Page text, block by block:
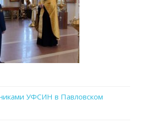
УФСИН в Павловском